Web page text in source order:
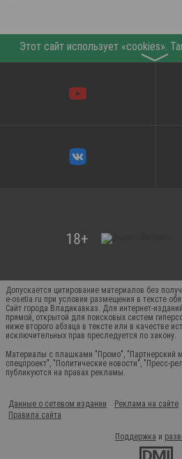
〉
Допускается цитирование материалов без
e-osetia.ru при условии размещения в тексте
Сайт города Владикавказ. Для интернет-
прямой, открытой для поисковых систем
ниже второго абзаца в тексте или в качестве
исключительных прав преследуется по закону.
Материалы с плашками "Промо", "Партнерский
спецпроект", "Политические новости", "Пресс-
публикуются на правах рекламы.
Данные о сетевом издании Реклама на сайте
Правила сайта
Поддержка и